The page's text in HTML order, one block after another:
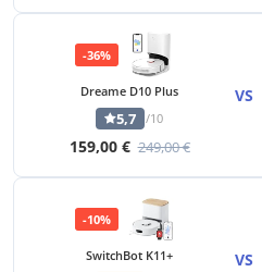
-36%
Dreame D10 Plus
5,7 /10
159,00 € 249,00 €
VS
-10%
SwitchBot K11+ VS